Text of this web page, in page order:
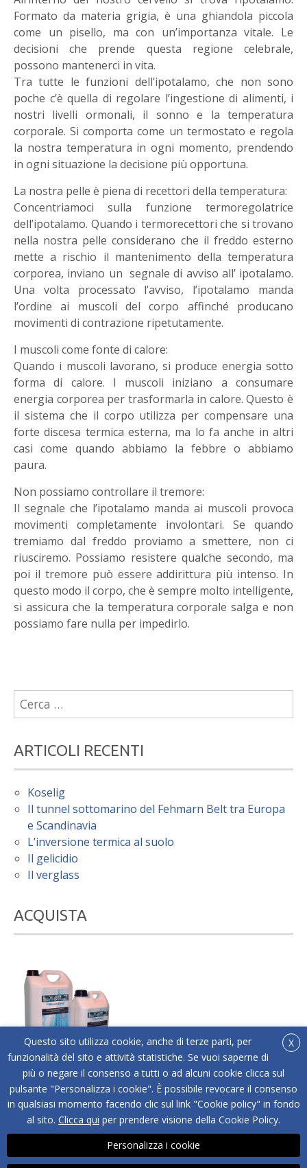
Formato da materia grigia, è una ghiandola piccola
come un pisello, ma con un’importanza vitale. Le
decisioni che prende questa regione celebrale,
possono mantenerci in vita.
Tra tutte le funzioni dell’ipotalamo, che non sono
poche c’è quella di regolare l’ingestione di alimenti, i
nostri livelli ormonali, il sonno e la temperatura
corporale. Si comporta come un termostato e regola
la nostra temperatura in ogni momento, prendendo
in ogni situazione la decisione più opportuna.
La nostra pelle è piena di recettori della temperatura:
Concentriamoci sulla funzione termoregolatrice
dell’ipotalamo. Quando i termorecettori che si trovano
nella nostra pelle considerano che il freddo esterno
mette a rischio il mantenimento della temperatura
corporea, inviano un segnale di avviso all’ ipotalamo.
Una volta processato l’avviso, l’ipotalamo manda
l’ordine ai muscoli del corpo affinché producano
movimenti di contrazione ripetutamente.
I muscoli come fonte di calore:
Quando i muscoli lavorano, si produce energia sotto
forma di calore. I muscoli iniziano a consumare
energia corporea per trasformarla in calore. Questo è
il sistema che il corpo utilizza per compensare una
forte discesa termica esterna, ma lo fa anche in altri
casi come quando abbiamo la febbre o abbiamo
paura.
Non possiamo controllare il tremore:
Il segnale che l’ipotalamo manda ai muscoli provoca
movimenti completamente involontari. Se quando
tremiamo dal freddo proviamo a smettere, non ci
riusciremo. Possiamo resistere qualche secondo, ma
poi il tremore può essere addirittura più intenso. In
questo modo il corpo, che è sempre molto intelligente,
si assicura che la temperatura corporale salga e non
possiamo fare nulla per impedirlo.
Ricerca
per:
ARTICOLI RECENTI
Koselig
Il tunnel sottomarino del Fehmarn Belt tra Europa
e Scandinavia
L’inversione termica al suolo
Il gelicidio
Il verglass
ACQUISTA
Acquista online Below Zero® l'antigelo liquido adatto
a tutti i tipi di superfici.
ACQUISTA
X
Questo sito utilizza cookie, anche di terze parti, per
funzionalità del sito e attività statistiche. Se vuoi saperne di
più o negare il consenso a tutti o ad alcuni cookie clicca sul
pulsante "Personalizza i cookie". È possibile revocare il consenso
in qualsiasi momento facendo clic sul link "Cookie policy" in fondo
al sito. Clicca qui per prendere visione della Cookie Policy.
Personalizza i cookie